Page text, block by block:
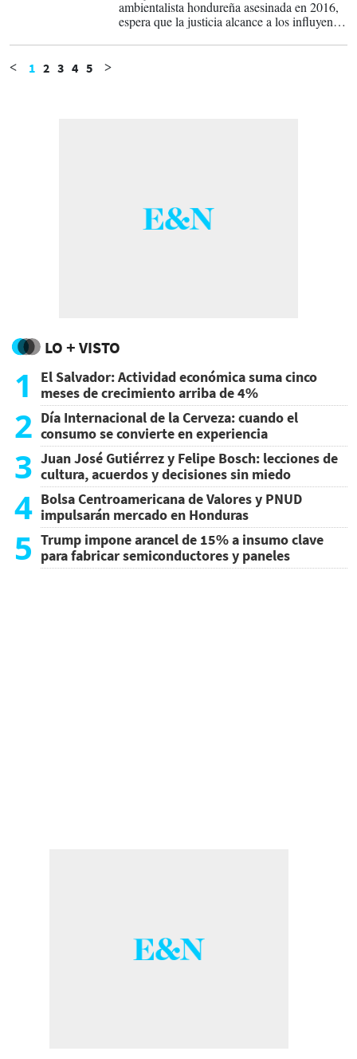
ambientalista hondureña asesinada en 2016,
espera que la justicia alcance a los influyentes
según un tribunal de sentencia, mandaron a
< 1 2 3 4 5 >
LO + VISTO
1
El Salvador: Actividad económica suma cinco
meses de crecimiento arriba de 4%
2 Día Internacional de la Cerveza: cuando el
consumo se convierte en experiencia
3 Juan José Gutiérrez y Felipe Bosch: lecciones de
cultura, acuerdos y decisiones sin miedo
4 Bolsa Centroamericana de Valores y PNUD
impulsarán mercado en Honduras
5 Trump impone arancel de 15% a insumo clave
para fabricar semiconductores y paneles